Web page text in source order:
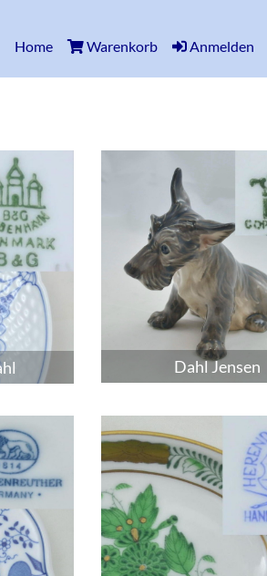
Home(current)Warenkorb Anmelden
Dahl Jensen